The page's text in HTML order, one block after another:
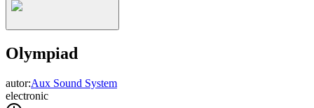
Olympiad
autor:Aux Sound System
electronic